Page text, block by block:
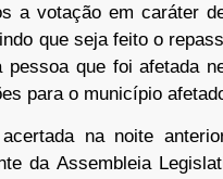
a votação em caráter
que seja feito o
que foi afetada
para o município
na noite
da Assembleia